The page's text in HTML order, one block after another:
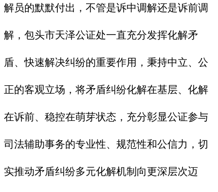
解员的默默付出，不管是诉中调解还是诉前调
解，包头市天泽公证处一直充分发挥化解矛
盾、快速解决纠纷的重要作用，秉持中立、公
正的客观立场，将矛盾纠纷化解在基层、化解
在诉前、稳控在萌芽状态，充分彰显公证参与
司法辅助事务的专业性、规范性和公信力，切
实推动矛盾纠纷多元化解机制向更深层次迈